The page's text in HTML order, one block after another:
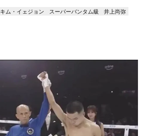
キム・イェジョン スーパーバンタム級 井上尚弥